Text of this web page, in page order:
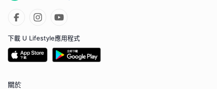
下載 U Lifestyle應用程式
關於